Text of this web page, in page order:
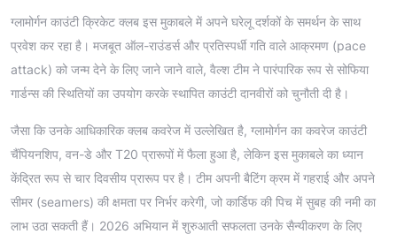
ग्लामोर्गन काउंटी क्रिकेट क्लब इस मुकाबले में अपने घरेलू दर्शकों के समर्थन के साथ
प्रवेश कर रहा है। मजबूत ऑल-राउंडर्स और प्रतिस्पर्धी गति वाले आक्रमण (pace
attack) को जन्म देने के लिए जाने जाने वाले, वैल्श टीम ने पारंपारिक रूप से सोफिया
गार्डन्स की स्थितियों का उपयोग करके स्थापित काउंटी दानवीरों को चुनौती दी है।
जैसा कि उनके आधिकारिक क्लब कवरेज में उल्लेखित है, ग्लामोर्गन का कवरेज काउंटी
चैंपियनशिप, वन-डे और T20 प्रारूपों में फैला हुआ है, लेकिन इस मुकाबले का ध्यान
केंद्रित रूप से चार दिवसीय प्रारूप पर है। टीम अपनी बैटिंग क्रम में गहराई और अपने
सीमर (seamers) की क्षमता पर निर्भर करेगी, जो कार्डिफ की पिच में सुबह की नमी का
लाभ उठा सकती हैं। 2026 अभियान में शुरुआती सफलता उनके सैन्यीकरण के लिए